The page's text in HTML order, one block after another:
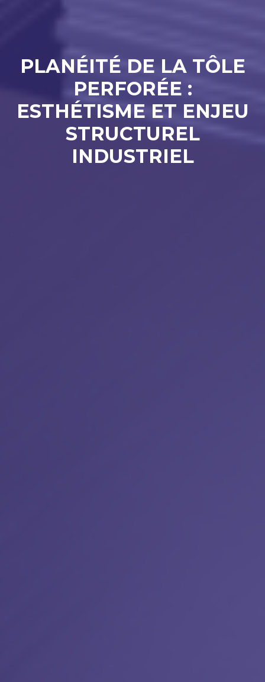
PLANÉITÉ DE LA TÔLE
PERFORÉE :
ESTHÉTISME ET ENJEU
STRUCTUREL
INDUSTRIEL